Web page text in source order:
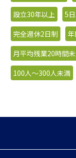
設立30年以上
5
完全週休2日制
月平均残業20時間
100人〜300人未満